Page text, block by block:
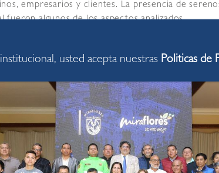
empresarios y clientes. La presencia de
fueron algunos de los aspectos analizados.
usted acepta nuestras Politicas de